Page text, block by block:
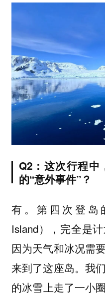
Q2：这次行程中
的“意外事件”？
有。第四次登岛
Island），完全是
因为天气和冰况需
来到了这座岛。我
的冰雪上走了一小